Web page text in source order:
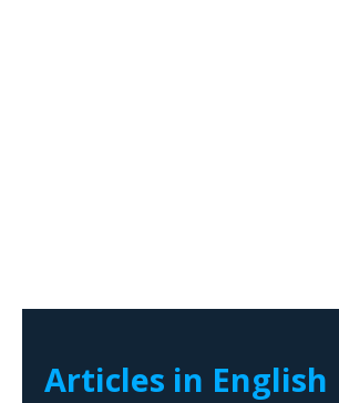
Articles in English